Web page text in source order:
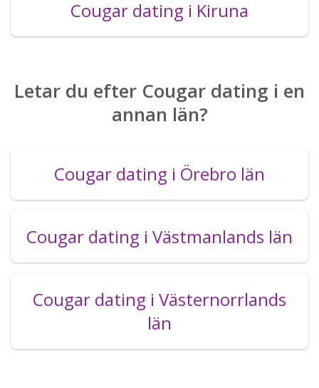
Cougar dating i Kiruna
Letar du efter Cougar dating i en
annan län?
Cougar dating i Örebro län
Cougar dating i Västmanlands län
Cougar dating i Västernorrlands
län